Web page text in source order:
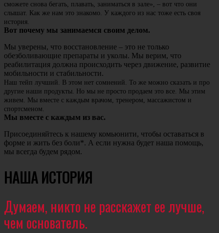
сможете снова бегать, плавать, заниматься в зале», – вот что они
слышат. Как же нам это знакомо. У каждого из нас тоже есть своя
история.
Вот почему мы занимаемся своим делом.
Мы уверены, что восстановление – это не только
обезболивающие препараты и уколы. Мы верим, что
реабилитация должна происходить через движение, развитие
мобильности и стабильности.
Наш тейп лучший. В этом нет сомнений. То же можно сказать и про
другие наши продукты. Но мы не просто продаем это все. Мы этим
живем. Мы вместе с каждым врачом, тренером, массажистом и
спортсменом.
Мы вместе с каждым из вас.
Присоединяйтесь к нашему комьюнити, чтобы оставаться в
форме и жить без боли*. А если нужна будет наша помощь,
мы всегда будем рядом.
НАША ИСТОРИЯ
Думаем, никто не расскажет ее лучше,
чем основатель.